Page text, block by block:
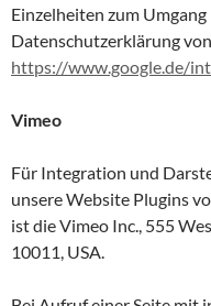
Einzelheiten zum
Datenschutzerklärung
https://www.google.de/
Vimeo
Für Integration und
unsere Website Plugins
ist die Vimeo Inc., 555
10011, USA.